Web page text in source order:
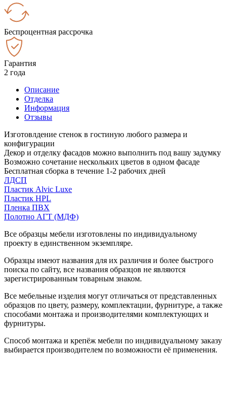
Беспроцентная рассрочка
Гарантия
2 года
Описание
Отделка
Информация
Отзывы
Изготовлдение стенок в гостиную любого размера и
конфигурации
Декор и отделку фасадов можно выполнить под вашу задумку
Возможно сочетание нескольких цветов в одном фасаде
Бесплатная сборка в течение 1-2 рабочих дней
ЛДСП
Пластик Alvic Luxe
Пластик HPL
Пленка ПВХ
Полотно АГТ (МДФ)
Все образцы мебели изготовлены по индивидуальному
проекту в единственном экземпляре.
Образцы имеют названия для их различия и более быстрого
поиска по сайту, все названия образцов не являются
зарегистрированным товарным знаком.
Все мебельные изделия могут отличаться от представленных
образцов по цвету, размеру, комплектации, фурнитуре, а также
способами монтажа и производителями комплектующих и
фурнитуры.
Способ монтажа и крепёж мебели по индивидуальному заказу
выбирается производителем по возможности её применения.